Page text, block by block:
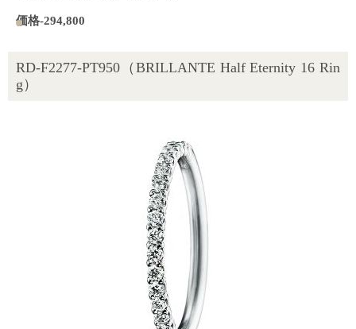
価格-294,800
RD-F2277-PT950（BRILLANTE Half Eternity 16 Rin
g）